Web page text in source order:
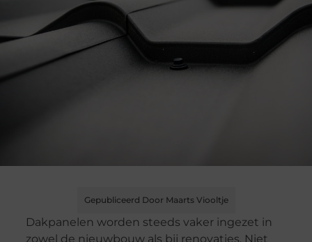
Gepubliceerd Door Maarts Viooltje
Dakpanelen worden steeds vaker ingezet in
zowel de nieuwbouw als bij renovaties. Niet